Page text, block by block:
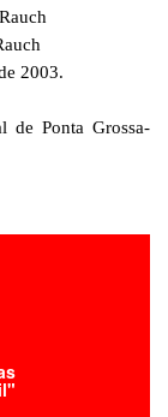
2003.
de Ponta Grossa-